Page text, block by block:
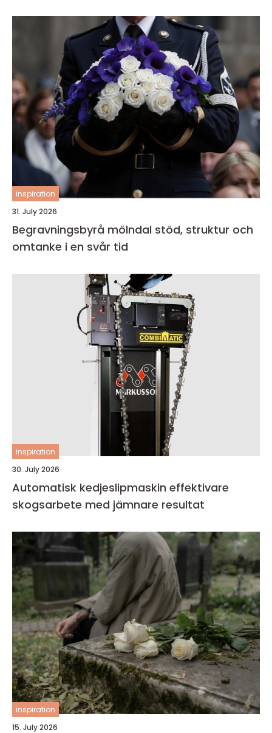
inspiration
31. July 2026
Begravningsbyrå mölndal stöd, struktur och
omtanke i en svår tid
inspiration
30. July 2026
Automatisk kedjeslipmaskin effektivare
skogsarbete med jämnare resultat
inspiration
15. July 2026